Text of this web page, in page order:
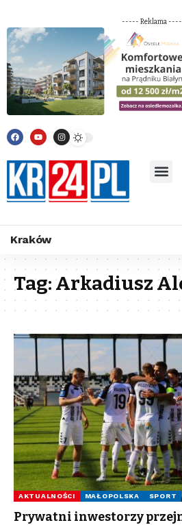
----- Reklama
Kraków
Tag:Arkadiusz
AKTUALNOŚCI MAŁOPOLSKA SPORT
Prywatni inwestorzy